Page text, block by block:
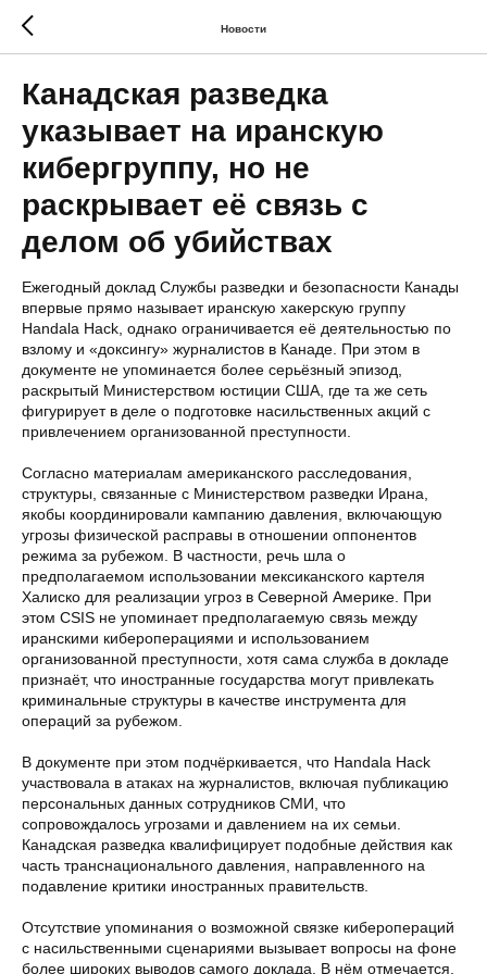
Новости
Канадская разведка
указывает на иранскую
кибергруппу, но не
раскрывает её связь с
делом об убийствах
Ежегодный доклад Службы разведки и безопасности Канады
впервые прямо называет иранскую хакерскую группу
Handala Hack, однако ограничивается её деятельностью по
взлому и «доксингу» журналистов в Канаде. При этом в
документе не упоминается более серьёзный эпизод,
раскрытый Министерством юстиции США, где та же сеть
фигурирует в деле о подготовке насильственных акций с
привлечением организованной преступности.
Согласно материалам американского расследования,
структуры, связанные с Министерством разведки Ирана,
якобы координировали кампанию давления, включающую
угрозы физической расправы в отношении оппонентов
режима за рубежом. В частности, речь шла о
предполагаемом использовании мексиканского картеля
Халиско для реализации угроз в Северной Америке. При
этом CSIS не упоминает предполагаемую связь между
иранскими кибероперациями и использованием
организованной преступности, хотя сама служба в докладе
признаёт, что иностранные государства могут привлекать
криминальные структуры в качестве инструмента для
операций за рубежом.
В документе при этом подчёркивается, что Handala Hack
участвовала в атаках на журналистов, включая публикацию
персональных данных сотрудников СМИ, что
сопровождалось угрозами и давлением на их семьи.
Канадская разведка квалифицирует подобные действия как
часть транснационального давления, направленного на
подавление критики иностранных правительств.
Отсутствие упоминания о возможной связке киберопераций
с насильственными сценариями вызывает вопросы на фоне
более широких выводов самого доклада. В нём отмечается,